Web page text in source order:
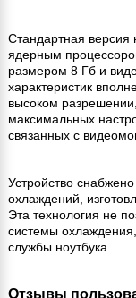
Стандартная версия
ядерным
размером 8 Гб и
характеристик
высоком
максимальных
связанных с
Устройство
охлаждений,
Эта технология не
системы
службы ноутбука.
Отзывы